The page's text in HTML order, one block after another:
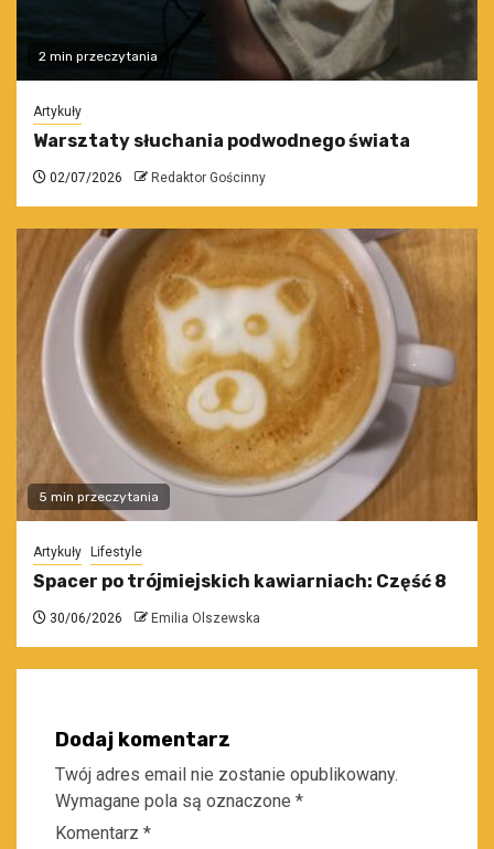
2 min przeczytania
Artykuły
Warsztaty słuchania podwodnego świata
02/07/2026 Redaktor Gościnny
5 min przeczytania
Artykuły Lifestyle
Spacer po trójmiejskich kawiarniach: Część 8
30/06/2026 Emilia Olszewska
Dodaj komentarz
Twój adres email nie zostanie opublikowany.
Wymagane pola są oznaczone *
Komentarz *